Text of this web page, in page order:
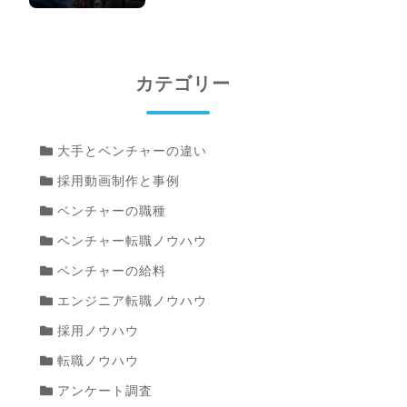
カテゴリー
大手とベンチャーの違い
採用動画制作と事例
ベンチャーの職種
ベンチャー転職ノウハウ
ベンチャーの給料
エンジニア転職ノウハウ
採用ノウハウ
転職ノウハウ
アンケート調査